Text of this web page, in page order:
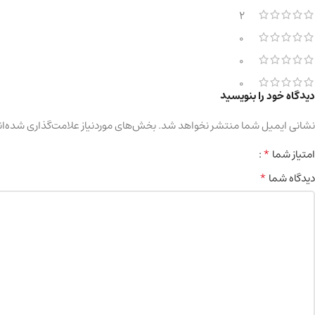
2
0
0
0
دیدگاه خود را بنویسید
نشانی ایمیل شما منتشر نخواهد شد.بخش‌های موردنیاز علامت‌گذاری
امتیاز شما*
دیدگاه شما*